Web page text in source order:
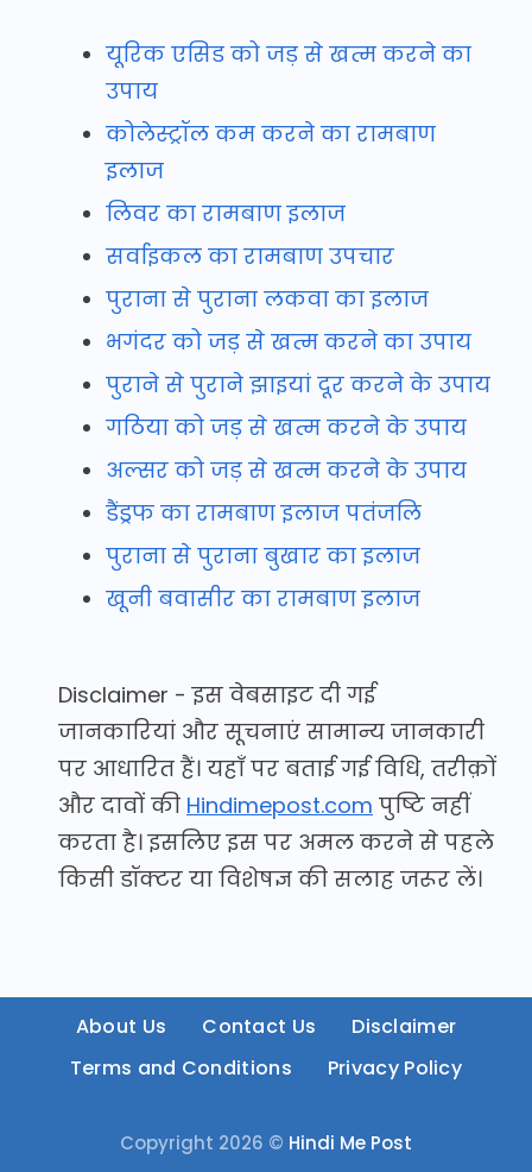
यूरिक एसिड को जड़ से खत्म करने का
उपाय
कोलेस्ट्रॉल कम करने का रामबाण
इलाज
लिवर का रामबाण इलाज
सर्वाइकल का रामबाण उपचार
पुराना से पुराना लकवा का इलाज
भगंदर को जड़ से खत्म करने का उपाय
पुराने से पुराने झाइयां दूर करने के उपाय
गठिया को जड़ से खत्म करने के उपाय
अल्सर को जड़ से खत्म करने के उपाय
डैंड्रफ का रामबाण इलाज पतंजलि
पुराना से पुराना बुखार का इलाज
खूनी बवासीर का रामबाण इलाज
Disclaimer - इस वेबसाइट दी गई
जानकारियां और सूचनाएं सामान्य जानकारी
पर आधारित हैं। यहाँ पर बताई गई विधि, तरीक़ों
और दावों की Hindimepost.com पुष्टि नहीं
करता है। इसलिए इस पर अमल करने से पहले
किसी डॉक्टर या विशेषज्ञ की सलाह जरूर लें।
About Us Contact Us
Disclaimer
Terms and Conditions
Privacy Policy
Copyright 2026 © Hindi Me Post